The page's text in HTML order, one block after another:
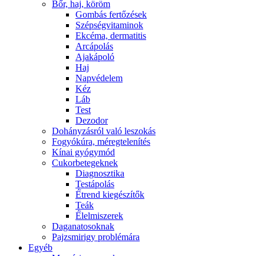
Bőr, haj, köröm
Gombás fertőzések
Szépségvitaminok
Ekcéma, dermatitis
Arcápolás
Ajakápoló
Haj
Napvédelem
Kéz
Láb
Test
Dezodor
Dohányzásról való leszokás
Fogyókúra, méregtelenítés
Kínai gyógymód
Cukorbetegeknek
Diagnosztika
Testápolás
É́trend kiegészítők
Teák
É́lelmiszerek
Daganatosoknak
Pajzsmirigy problémára
Egyéb